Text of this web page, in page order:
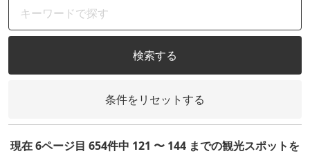
検索する
条件をリセットする
現在 6ページ目 654件中 121 〜 144 までの観光スポットを